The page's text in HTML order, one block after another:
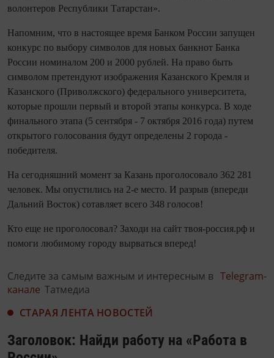
волонтеров Республики Татарстан».
Напомним, что в настоящее время Банком России запущен
конкурс по выбору символов для новых банкнот Банка
России номиналом 200 и 2000 рублей. На право быть
символом претендуют изображения Казанского Кремля и
Казанского (Приволжского) федерального университета,
которые прошли первый и второй этапы конкурса. В ходе
финального этапа (5 сентября - 7 октября 2016 года) путем
открытого голосования будут определены 2 города -
победителя.
На сегодняшний момент за Казань проголосовало 362 281
человек. Мы опустились на 2-е место. И разрыв (впереди
Дальний Восток) сотавляет всего 348 голосов!
Кто еще не проголосовал? Заходи на сайт твоя-россия.рф и
помоги любимому городу вырваться вперед!
Следите за самым важным и интересным в Telegram-
канале Татмедиа
СТАРАЯ ЛЕНТА НОВОСТЕЙ
Заголовок: Найди работу на «Работа в